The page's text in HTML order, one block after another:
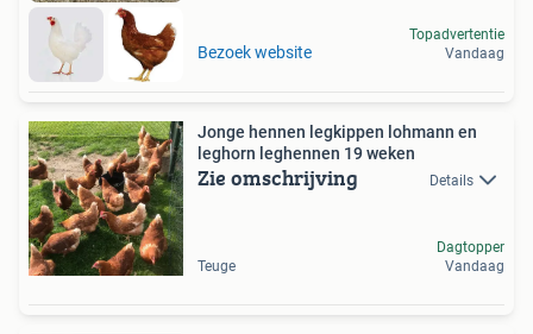
Bezoek website
Topadvertentie
Vandaag
Jonge hennen legkippen lohmann en
leghorn leghennen 19 weken
Zie omschrijving Details
Teuge
Dagtopper
Vandaag